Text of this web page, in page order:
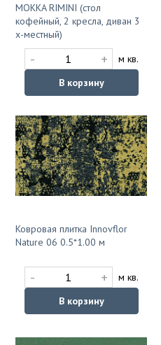
MOKKA RIMINI (стол
кофейный, 2 кресла, диван 3
х-местный)
- +
м кв.
В корзину
Ковровая плитка Innovflor
Nature 06 0.5*1.00 м
- +
м кв.
В корзину